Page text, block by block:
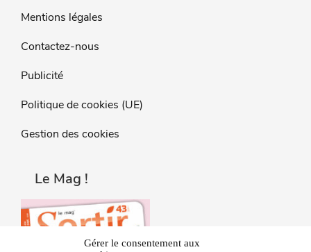
Gérer le consentement aux
Mentions légales
Contactez-nous
Publicité
Politique de cookies (UE)
Gestion des cookies
Le Mag !